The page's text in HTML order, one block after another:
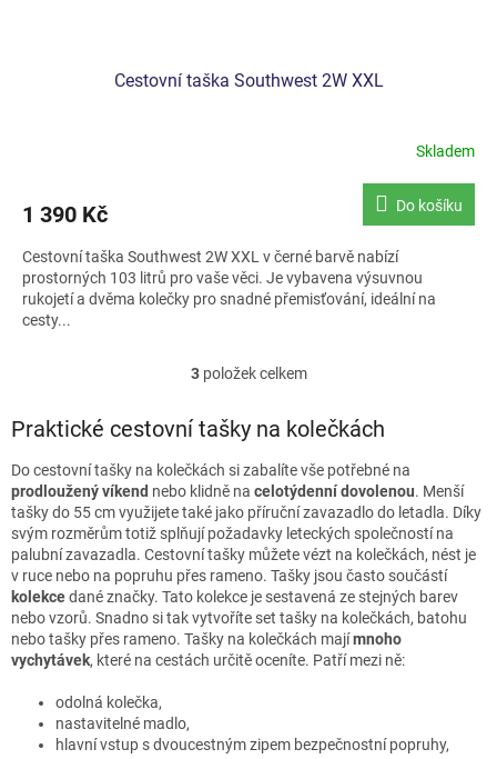
Cestovní taška Southwest 2W XXL
Skladem
1 390 Kč Do košíku
Cestovní taška Southwest 2W XXL v černé barvě nabízí
prostorných 103 litrů pro vaše věci. Je vybavena výsuvnou
rukojetí a dvěma kolečky pro snadné přemisťování, ideální na
cesty...
O
l
d
a
c
í
p
r
v
k
y
v
s
3položek celkem
Praktické cestovní tašky na kolečkách
Do cestovní tašky na kolečkách si zabalíte vše potřebné na
prodloužený víkend nebo klidně na celotýdenní dovolenou. Menší
tašky do 55 cm využijete také jako příruční zavazadlo do letadla. Díky
svým rozměrům totiž splňují požadavky leteckých společností na
palubní zavazadla. Cestovní tašky můžete vézt na kolečkách, nést je
v ruce nebo na popruhu přes rameno. Tašky jsou často součástí
kolekcedané značky. Tato kolekce je sestavená ze stejných barev
nebo vzorů. Snadno si tak vytvoříte set tašky na kolečkách, batohu
nebo tašky přes rameno. Tašky na kolečkách majímnoho
vychytávek, které na cestách určitě oceníte. Patří mezi ně:
odolná kolečka,
nastavitelné madlo,
hlavní vstup s dvoucestným zipem bezpečnostní popruhy,